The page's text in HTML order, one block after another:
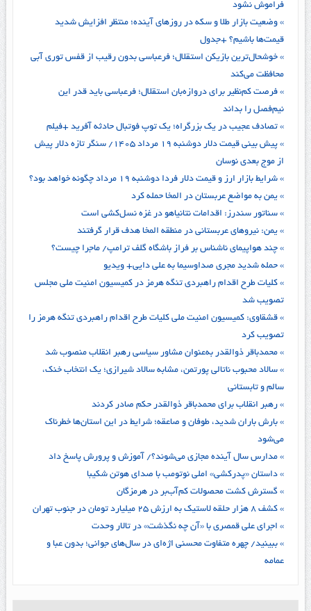
فراموش نشود
» وضعیت بازار طلا و سکه در روزهای آینده؛ منتظر افزایش شدید
قیمت‌ها باشیم؟ +جدول
» خوشحال‌ترین بازیکن استقلال؛ فرعباسی بدون رقیب از قفس توری آبی
محافظت می‌کند
» فرصت کم‌نظیر برای دروازه‌بان استقلال؛ فرعباسی باید قدر این
نیم‌فصل را بداند
» تصادف عجیب در یک بزرگراه؛ یک توپ فوتبال حادثه‌ آفرید +فیلم
» پیش‌ بینی قیمت دلار دوشنبه ۱۹ مرداد ۱۴۰۵/ سنگر تازه دلار پیش
از موج بعدی نوسان
» شرایط بازار ارز و قیمت دلار فردا دوشنبه ۱۹ مرداد چگونه خواهد بود؟
» یمن به مواضع عربستان در المخا حمله کرد
» سناتور سندرز: اقدامات نتانیاهو در غزه نسل‌کشی است
» یمن: نیروهای عربستانی در منطقه المخا هدف قرار گرفتند
» چند هواپیمای ناشناس بر فراز باشگاه گلف ترامپ/ ماجرا چیست؟
» حمله شدید مجری صداوسیما به علی دایی+ ویدیو
» کلیات طرح اقدام راهبردی تنگه هرمز در کمیسیون امنیت ملی مجلس
تصویب شد
» قشقاوی: کمیسیون امنیت ملی کلیات طرح اقدام راهبردی تنگه هرمز را
تصویب کرد
» محمدباقر ذوالقدر به‌عنوان مشاور سیاسی رهبر انقلاب منصوب شد
» سالاد محبوب ناتالی پورتمن، مشابه سالاد شیرازی؛ یک انتخاب خنک،
سالم و تابستانی
» رهبر انقلاب برای محمدباقر ذوالقدر حکم صادر کردند
» بارش باران شدید، طوفان و صاعقه؛ شرایط در این استان‌ها خطرناک
می‌شود
» مدارس سال آینده مجازی می‌شوند؟/ آموزش و پرورش پاسخ داد
» داستان «پدرکشی» املی نوتومب با صدای هوتن شکیبا
» گسترش کشت محصولات کم‌آب‌بر در هرمزگان
» کشف ۸ هزار حلقه لاستیک به ارزش ۲۵ میلیارد تومان در جنوب تهران
» اجرای علی قمصری با «آن چه نگذشت» در تالار وحدت
» ببینید/ چهره متفاوت محسنی اژه‌ای در سال‌های جوانی؛ بدون عبا و
عمامه